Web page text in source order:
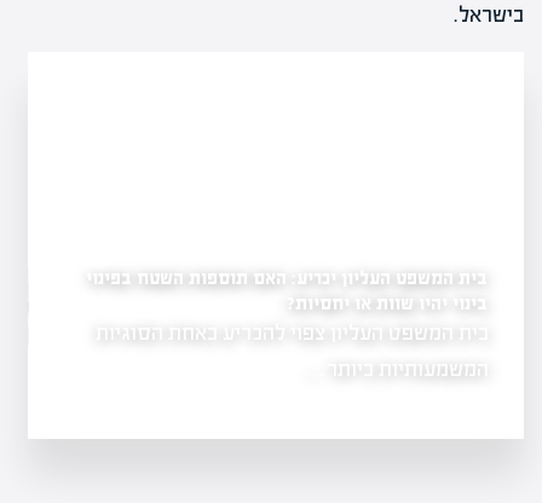
בישראל.
פרויקט להצלחה?
בית המשפט העליון יכריע: האם תוספות השטח בפינוי
בינוי יהיו שוות או יחסיות?
בית המשפט העליון צפוי להכריע באחת הסוגיות
המשמעותיות ביותר…
לראשונה: עיריית